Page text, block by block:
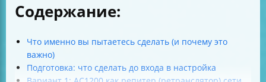
Содержание:
Что именно вы пытаетесь сделать (и почему это
важно)
Подготовка: что сделать до входа в настройка